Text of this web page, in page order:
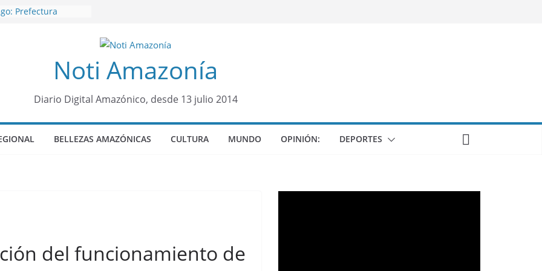
Prefectura
Colo Colo de Chile
su nueva reina por
una alerta
mental
Noti Amazonía
Diario Digital Amazónico, desde 13 julio 2014
BELLEZAS AMAZÓNICAS CULTURA MUNDO OPINIÓN: DEPORTES
del funcionamiento de